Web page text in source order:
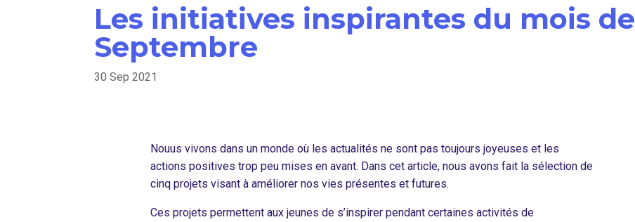
Les initiatives inspirantes du mois de
Septembre
30 Sep 2021
Nouus vivons dans un monde où les actualités ne sont pas toujours joyeuses et les
actions positives trop peu mises en avant. Dans cet article, nous avons fait la sélection de
cinq projets visant à améliorer nos vies présentes et futures.
Ces projets permettent aux jeunes de s’inspirer pendant certaines activités de